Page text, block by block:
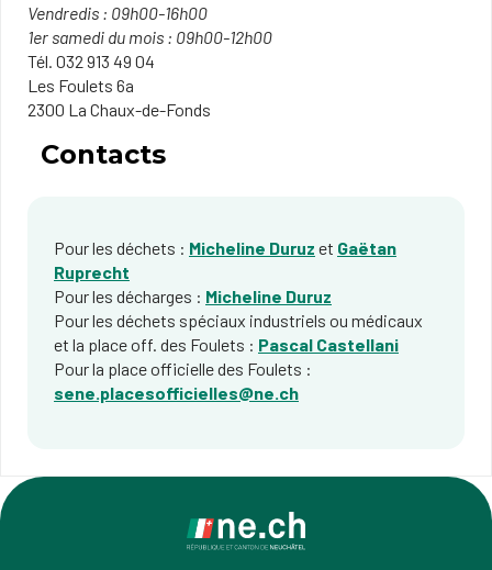
Vendredis : 09h00-16h00
1er samedi du mois : 09h00-12h00​
Tél. 032 913 49 04
Les Foulets 6a
2300 La Chaux-de-Fonds
Contacts
Pour les déchets : Micheline Duruz et Gaëtan
Ruprecht
Pour les décharges : Micheline Duruz
Pour les déchets spéciaux industriels ou médicaux
et la place off. des Foulets : Pascal Castellani
Pour la place officielle des Foulets :
sene.placesofficielles@ne.ch